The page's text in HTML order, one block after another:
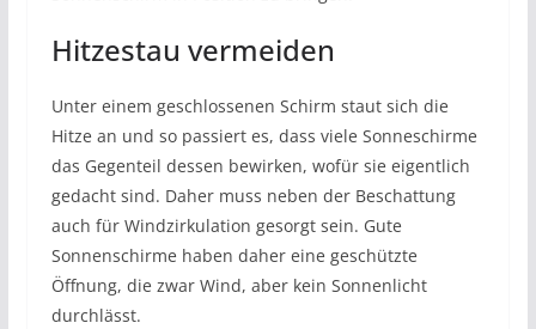
Hitzestau vermeiden
Unter einem geschlossenen Schirm staut sich die
Hitze an und so passiert es, dass viele Sonneschirme
das Gegenteil dessen bewirken, wofür sie eigentlich
gedacht sind. Daher muss neben der Beschattung
auch für Windzirkulation gesorgt sein. Gute
Sonnenschirme haben daher eine geschützte
Öffnung, die zwar Wind, aber kein Sonnenlicht
durchlässt.